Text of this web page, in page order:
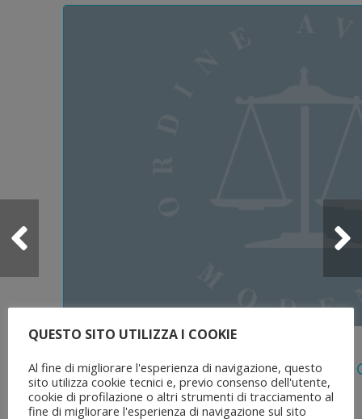
5 Agosto 2026
Legge 28 Luglio 2026 N. 137 “delega
Dell’ordinamento Forense”
QUESTO SITO UTILIZZA I COOKIE
Al fine di migliorare l'esperienza di navigazione, questo
sito utilizza cookie tecnici e, previo consenso dell'utente,
cookie di profilazione o altri strumenti di tracciamento al
fine di migliorare l'esperienza di navigazione sul sito